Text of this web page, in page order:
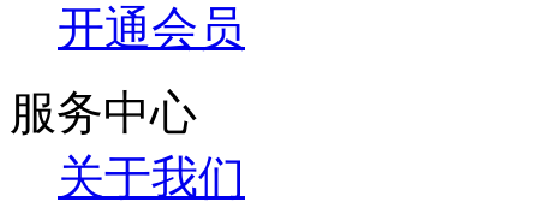
开通会员
服务中心
关于我们